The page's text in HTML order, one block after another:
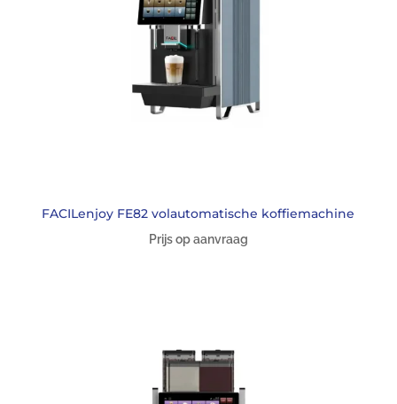
FACILenjoy FE82 volautomatische koffiemachine
Prijs op aanvraag